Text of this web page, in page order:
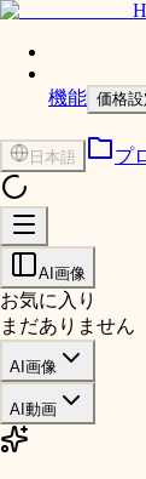
機能 価格設
日本語 プ
AI画像
お気に入り
まだありません
AI画像
AI動画